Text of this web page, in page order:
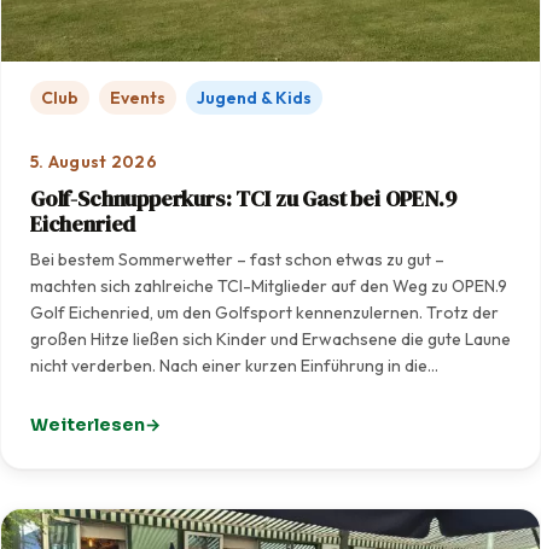
Club Events Jugend & Kids
5. August 2026
Golf-Schnupperkurs: TCI zu Gast bei OPEN.9
Eichenried
Bei bestem Sommerwetter – fast schon etwas zu gut –
machten sich zahlreiche TCI-Mitglieder auf den Weg zu OPEN.9
Golf Eichenried, um den Golfsport kennenzulernen. Trotz der
großen Hitze ließen sich Kinder und Erwachsene die gute Laune
nicht verderben. Nach einer kurzen Einführung in die…
Weiterlesen
: Golf-Schnupperkurs: TCI zu Gast bei OPEN.9